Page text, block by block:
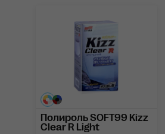
Полироль SOFT99 Kizz
Clear R Light